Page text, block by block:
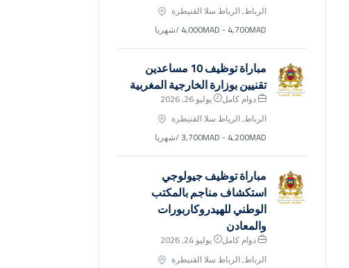
الرباط, الرباط سلا القنيطرة
4,000MAD - 4,700MAD/شهريا
مباراة توظيف 10 مساعدين
تقنيين بوزارة الخارجية المغربية
دوام كامل
يوليو 26, 2026
الرباط, الرباط سلا القنيطرة
3,700MAD - 4,200MAD/شهريا
مباراة توظيف جيولوجي
استكشاف مناجم بالمكتب
الوطني للهيدروكاربورات
والمعادن
دوام كامل
يوليو 24, 2026
الرباط, الرباط سلا القنيطرة